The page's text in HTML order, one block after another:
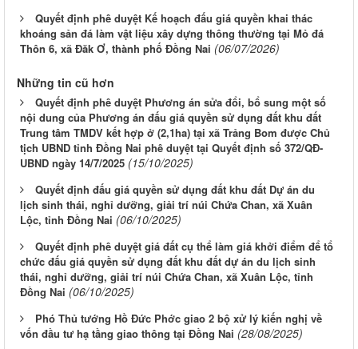
Quyết định phê duyệt Kế hoạch đấu giá quyền khai thác
khoáng sản đá làm vật liệu xây dựng thông thường tại Mỏ đá
Thôn 6, xã Đăk Ơ, thành phố Đồng Nai (06/07/2026)
Những tin cũ hơn
Quyết định phê duyệt Phương án sửa đổi, bổ sung một số
nội dung của Phương án đấu giá quyền sử dụng đất khu đất
Trung tâm TMDV kết hợp ở (2,1ha) tại xã Trảng Bom được Chủ
tịch UBND tỉnh Đồng Nai phê duyệt tại Quyết định số 372/QĐ-
UBND ngày 14/7/2025 (15/10/2025)
Quyết định đấu giá quyền sử dụng đất khu đất Dự án du
lịch sinh thái, nghỉ dưỡng, giải trí núi Chứa Chan, xã Xuân
Lộc, tỉnh Đồng Nai (06/10/2025)
Quyết định phê duyệt giá đất cụ thể làm giá khởi điểm để tổ
chức đấu giá quyền sử dụng đất khu đất dự án du lịch sinh
thái, nghỉ dưỡng, giải trí núi Chứa Chan, xã Xuân Lộc, tỉnh
Đồng Nai (06/10/2025)
Phó Thủ tướng Hồ Đức Phớc giao 2 bộ xử lý kiến nghị về
vốn đầu tư hạ tầng giao thông tại Đồng Nai (28/08/2025)